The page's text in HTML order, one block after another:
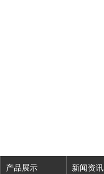
产品展示 新闻资讯